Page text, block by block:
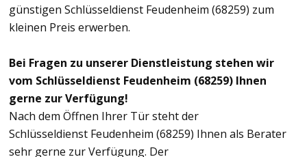
günstigen Schlüsseldienst Feudenheim (68259) zum
kleinen Preis erwerben.
Bei Fragen zu unserer Dienstleistung stehen wir
vom Schlüsseldienst Feudenheim (68259) Ihnen
gerne zur Verfügung!
Nach dem Öffnen Ihrer Tür steht der
Schlüsseldienst Feudenheim (68259) Ihnen als Berater
sehr gerne zur Verfügung. Der